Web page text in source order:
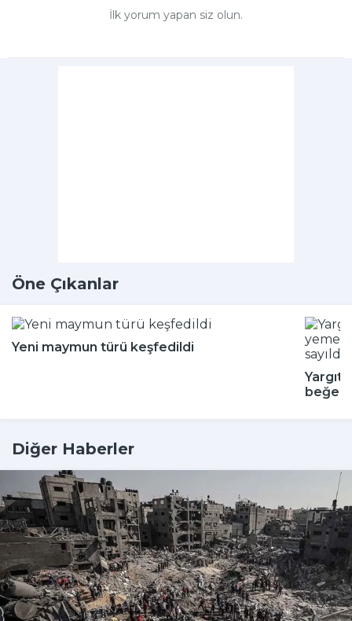
İlk yorum yapan siz olun.
Öne Çıkanlar
Yeni maymun türü keşfedildi
Diğer Haberler